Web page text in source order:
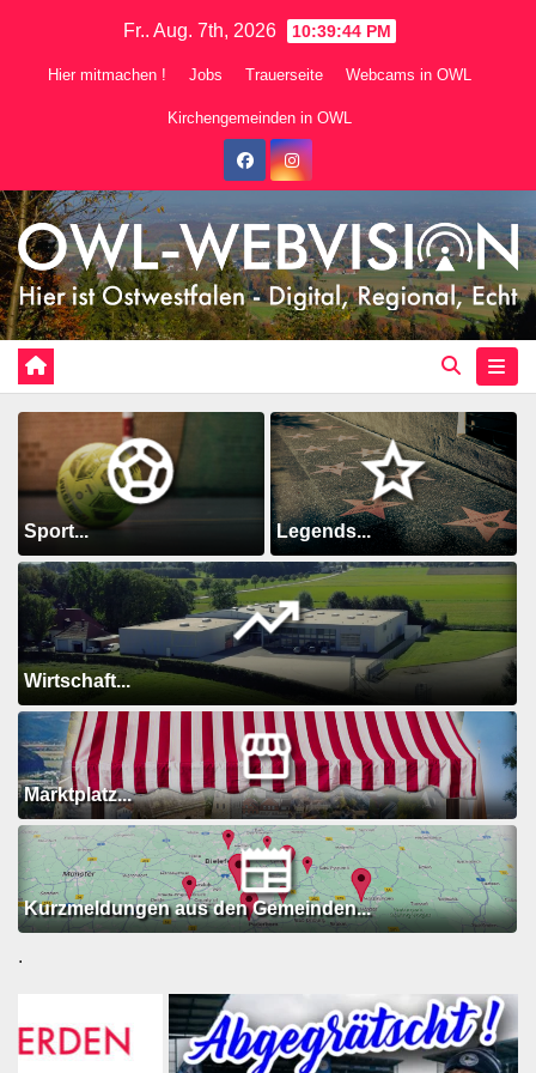
Fr.. Aug. 7th, 2026 10:39:45 PM
Hier mitmachen ! Jobs Trauerseite Webcams in OWL
Kirchengemeinden in OWL
Sport... Legends...
Wirtschaft...
Marktplatz...
Kurzmeldungen aus den Gemeinden...
.